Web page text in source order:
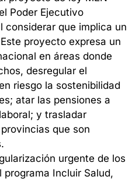
Poder Ejecutivo
considerar que implica un
proyecto expresa un
en áreas donde
desregular el
riesgo la sostenibilidad
atar las pensiones a
y trasladar
que son
urgente de los
Incluir Salud,